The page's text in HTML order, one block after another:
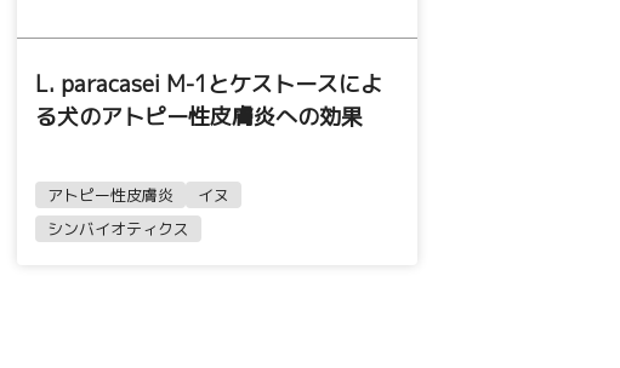
L. paracasei M-1とケストースによ
る犬のアトピー性皮膚炎への効果
アトピー性皮膚炎
イヌ
シンバイオティクス